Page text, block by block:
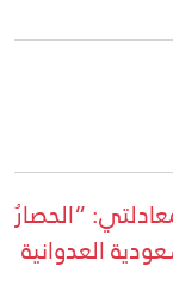
“الحصارُ
العدوانية